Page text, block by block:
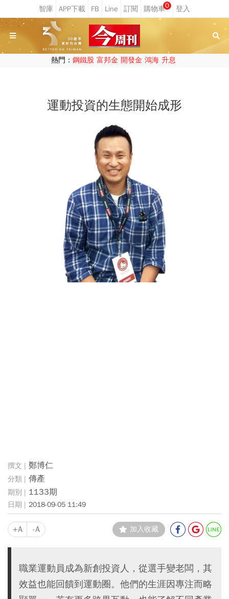
0
熱門： 鋼鐵股 富邦金 開發金 鴻海 升息
運動投資的生態開始成形
鄭博仁
傳產
1133期
2018-09-05 11:49
+A -A 加入收藏
職業運動員成為新創投資人，從選手變老闆，其
效益也能回饋到運動圈。他們的生涯因專注而略